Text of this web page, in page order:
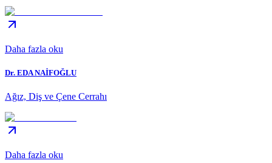
Daha fazla oku
Dr. EDA NAİFOĞLU
Ağız, Diş ve Çene Cerrahı
Daha fazla oku